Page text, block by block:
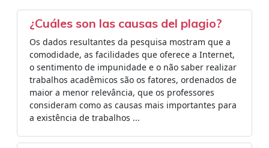
¿Cuáles son las causas del plagio?
Os dados resultantes da pesquisa mostram que a
comodidade, as facilidades que oferece a Internet,
o sentimento de impunidade e o não saber realizar
trabalhos acadêmicos são os fatores, ordenados de
maior a menor relevância, que os professores
consideram como as causas mais importantes para
a existência de trabalhos ...